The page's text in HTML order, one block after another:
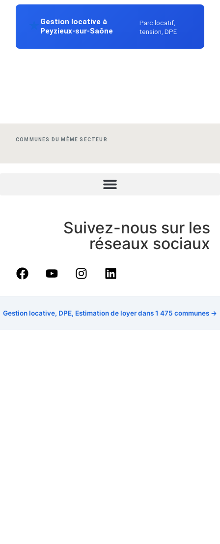
Gestion locative à
Peyzieux-sur-Saône
Parc locatif,
tension, DPE
COMMUNES DU MÊME SECTEUR
Suivez-nous sur les
réseaux sociaux
Gestion locative, DPE, Estimation de loyer dans 1 475 communes →